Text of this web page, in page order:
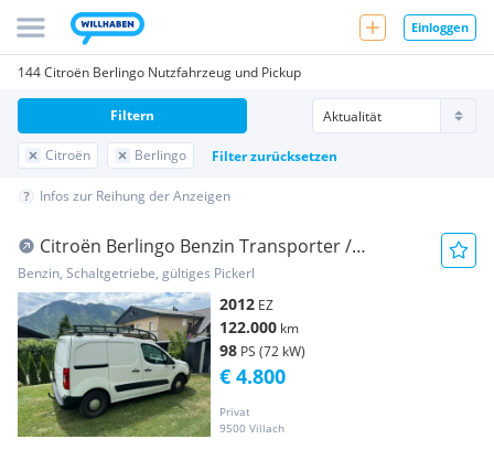
Einloggen
144 Citroën Berlingo Nutzfahrzeug und Pickup
Citroën Berlingo Filter zurücksetzen
Filtern
Infos zur Reihung der Anzeigen
Citroën Berlingo Benzin Transporter /
Kastenwagen
Benzin, Schaltgetriebe, gültiges Pickerl
2012 EZ
122.000 km
98 PS (72 kW)
Privat
9500 Villach
€ 4.800